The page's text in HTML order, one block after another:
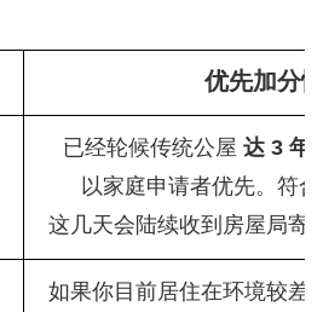
优先加分
已经轮候传统公屋 达 3 年
以家庭申请者优先。符
这几天会陆续收到房屋局寄
如果你目前居住在环境较差